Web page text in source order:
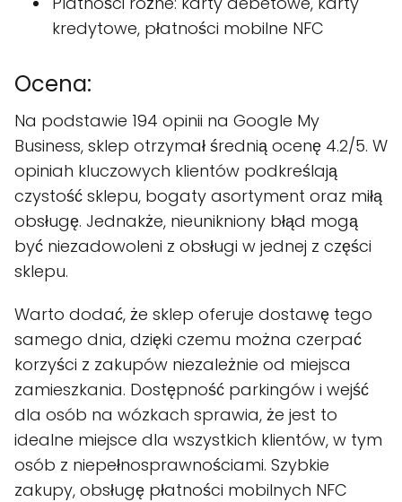
kredytowe, płatności mobilne NFC
Ocena:
Na podstawie 194 opinii na Google My
Business, sklep otrzymał średnią ocenę 4.2/5. W
opiniah kluczowych klientów podkreślają
czystość sklepu, bogaty asortyment oraz miłą
obsługę. Jednakże, nieunikniony błąd mogą
być niezadowoleni z obsługi w jednej z części
sklepu.
Warto dodać, że sklep oferuje dostawę tego
samego dnia, dzięki czemu można czerpać
korzyści z zakupów niezależnie od miejsca
zamieszkania. Dostępność parkingów i wejść
dla osób na wózkach sprawia, że jest to
idealne miejsce dla wszystkich klientów, w tym
osób z niepełnosprawnościami. Szybkie
zakupy, obsługę płatności mobilnych NFC